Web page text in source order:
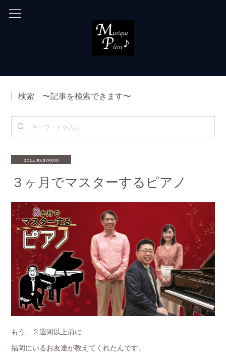
検索 〜記事を検索できます〜
2024.10.11 09:00
３ヶ月でマスターするピアノ
もう、２週間以上前に
福岡にいるお友達が教えてくれたんです。